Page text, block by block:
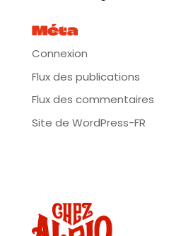
Méta
Connexion
Flux des publications
Flux des commentaires
Site de WordPress-FR